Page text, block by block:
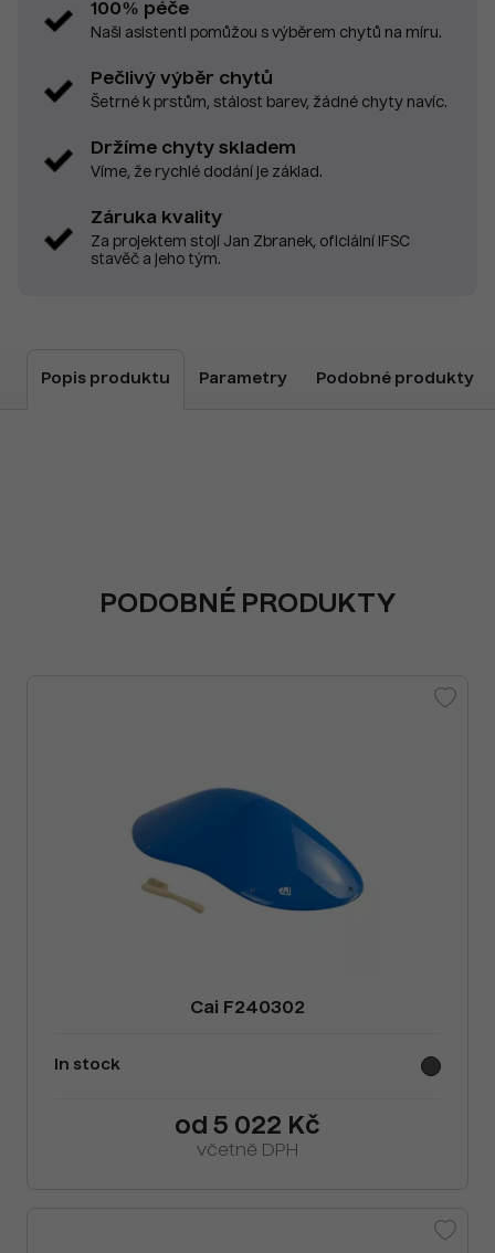
100% péče
Naši asistenti pomůžou s výběrem chytů na míru.
Pečlivý výběr chytů
Šetrné k prstům, stálost barev, žádné chyty navíc.
Držíme chyty skladem
Víme, že rychlé dodání je základ.
Záruka kvality
Za projektem stojí Jan Zbranek, oficiální IFSC
stavěč a jeho tým.
Popis produktu Parametry Podobné produkty
PODOBNÉ PRODUKTY
Cai F240302
In stock
od 5 022 Kč
včetně DPH